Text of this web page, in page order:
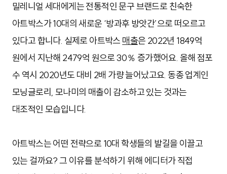
밀레니얼 세대에게는 전통적인 문구 브랜드로 친숙한
아트박스가 10대의 새로운 ‘방과후 방앗간’으로 떠오르고
있다고 합니다. 실제로 아트박스 매출은 2022년 1849억
원에서 지난해 2479억 원으로 30％ 증가했어요. 올해 점포
수 역시 2020년도 대비 2배 가량 늘어났고요. 동종 업계인
모닝글로리, 모나미의 매출이 감소하고 있는 것과는
대조적인 모습입니다.
아트박스는 어떤 전략으로 10대 학생들의 발길을 이끌고
있는 걸까요? 그 이유를 분석하기 위해 에디터가 직접